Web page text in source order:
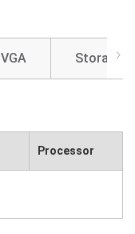
VGA Storage
Processor